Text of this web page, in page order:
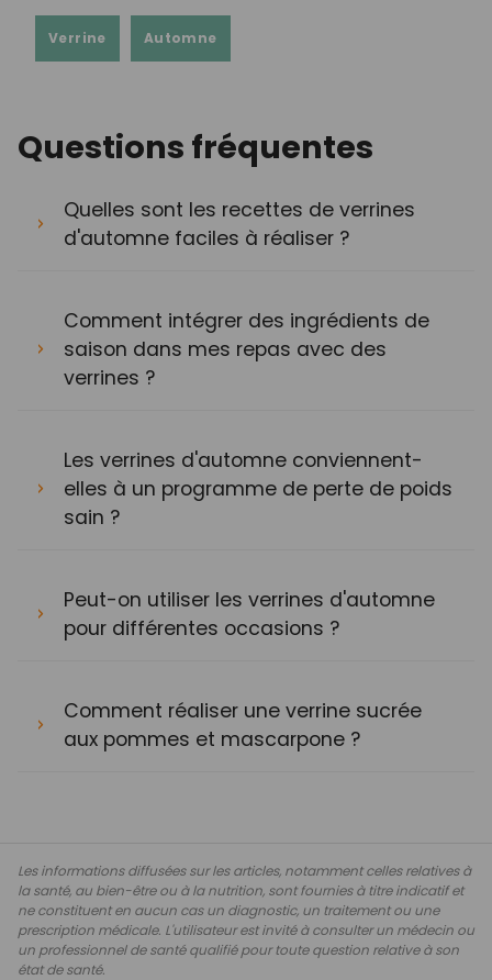
Verrine Automne
Questions fréquentes
Quelles sont les recettes de verrines
d'automne faciles à réaliser ?
Comment intégrer des ingrédients de
saison dans mes repas avec des
verrines ?
Les verrines d'automne conviennent-
elles à un programme de perte de poids
sain ?
Peut-on utiliser les verrines d'automne
pour différentes occasions ?
Comment réaliser une verrine sucrée
aux pommes et mascarpone ?
Les informations diffusées sur les articles, notamment celles relatives à
la santé, au bien-être ou à la nutrition, sont fournies à titre indicatif et
ne constituent en aucun cas un diagnostic, un traitement ou une
prescription médicale. L'utilisateur est invité à consulter un médecin ou
un professionnel de santé qualifié pour toute question relative à son
état de santé.